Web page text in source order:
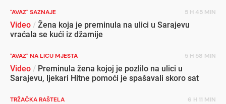
"AVAZ" SAZNAJE 5 H 45 MIN
Video / Žena koja je preminula na ulici u Sarajevu
vraćala se kući iz džamije
"AVAZ" NA LICU MJESTA 5 H 58 MIN
Video / Preminula žena kojoj je pozlilo na ulici u
Sarajevu, ljekari Hitne pomoći je spašavali skoro sat
TRŽAČKA RAŠTELA 6 H 11 MIN